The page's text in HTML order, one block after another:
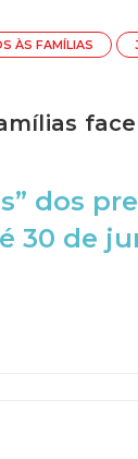
ÀS FAMÍLIAS
dos
30 de